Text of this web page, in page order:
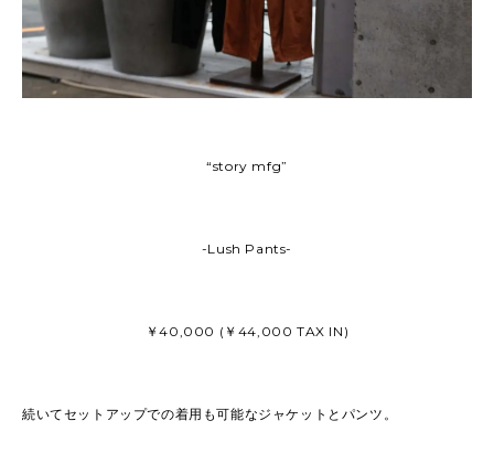
“story mfg”
-Lush Pants-
￥40,000 (￥44,000 TAX IN)
続いてセットアップでの着用も可能なジャケットとパンツ。